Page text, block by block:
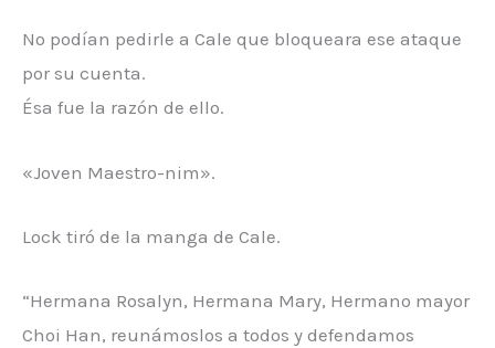
No podían pedirle a Cale que bloqueara ese ataque
por su cuenta.
Ésa fue la razón de ello.
«Joven Maestro-nim».
Lock tiró de la manga de Cale.
“Hermana Rosalyn, Hermana Mary, Hermano mayor
Choi Han, reunámoslos a todos y defendamos